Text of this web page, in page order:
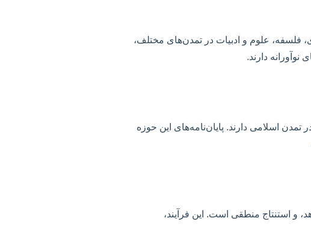
فلسفه، علوم و ادبیات در تمدن‌های مختلف،
دارند.
اسلامی دارند. پایان‌نامه‌های این حوزه
و استنتاج منطقی است. این فرآیند،